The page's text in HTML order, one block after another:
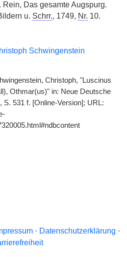
Rein, Das gesamte Augspurg.
u. Schrr., 1749, Nr. 10.
Schwingenstein
Christoph, "Luscinus
Othmar(us)" in: Neue Deutsche
S. 531 f. [Online-Version]; URL:
· Datenschutzerklärung ·